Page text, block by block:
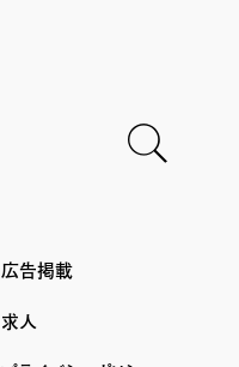
広告掲載
求人